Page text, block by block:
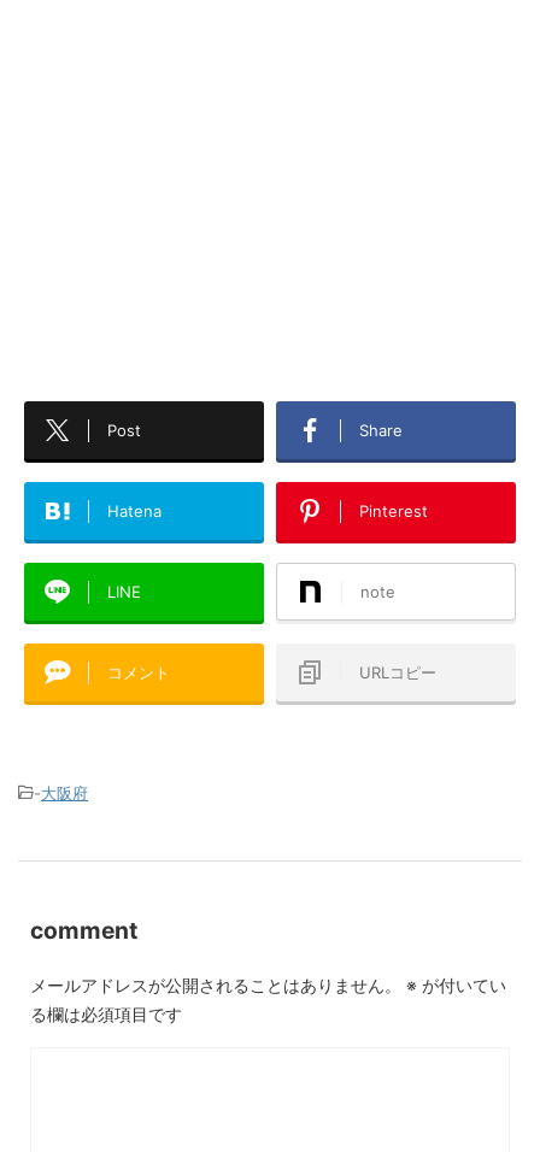
Post Share
Hatena Pinterest
LINE note
コメント URLコピー
-大阪府
comment
メールアドレスが公開されることはありません。 ※ が付いてい
る欄は必須項目です